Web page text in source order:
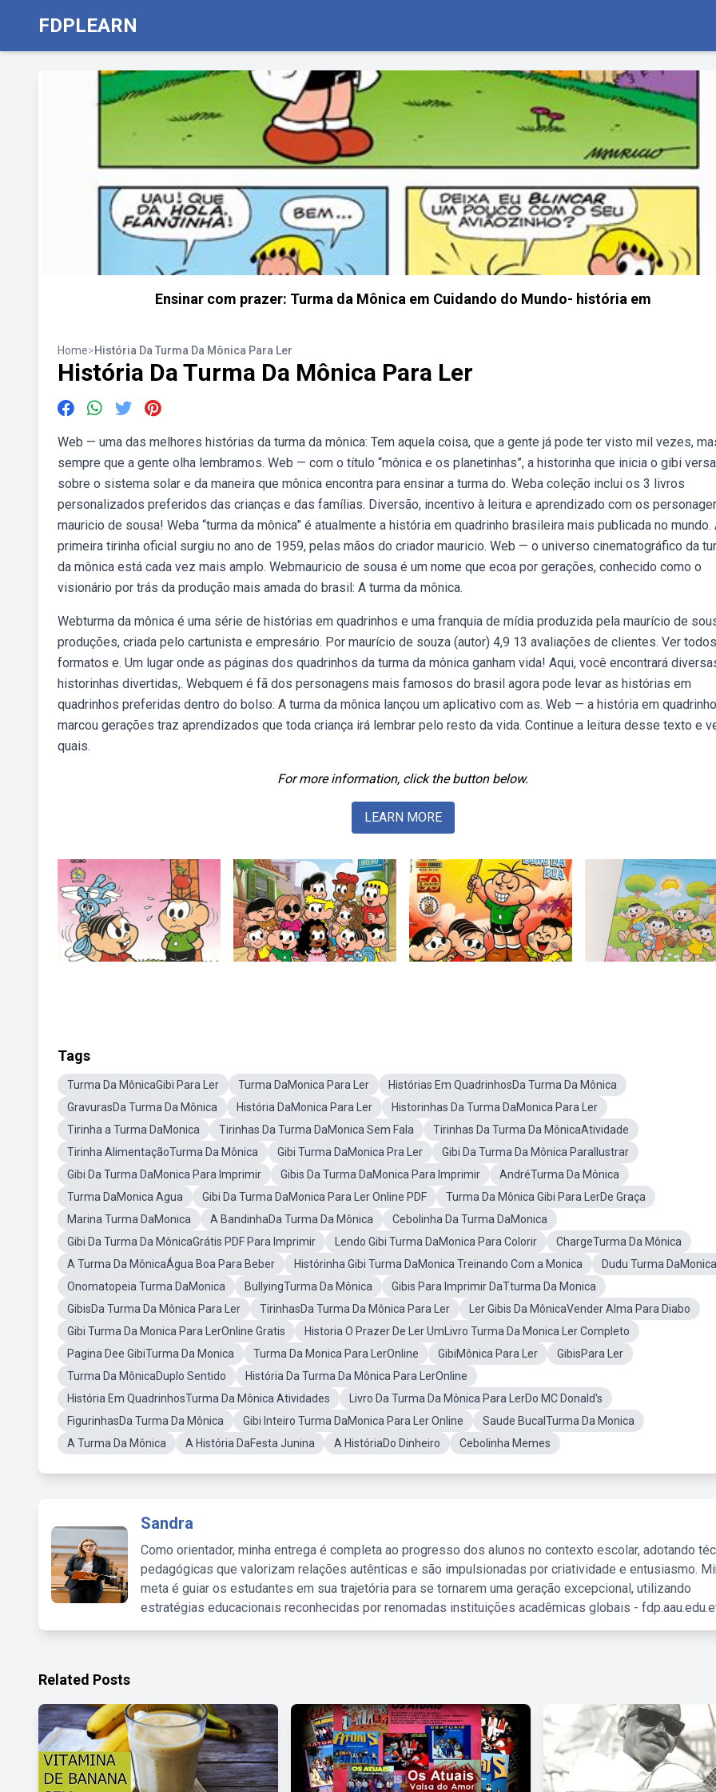
FDPLEARN
Ensinar com prazer: Turma da Mônica em Cuidando do Mundo- história em
Home>História Da Turma Da Mônica Para Ler
História Da Turma Da Mônica Para Ler
Web — uma das melhores histórias da turma da mônica: Tem aquela coisa, que a gente já pode ter visto mil vezes,
sempre que a gente olha lembramos. Web — com o título “mônica e os planetinhas”, a historinha que inicia o gibi versa
sobre o sistema solar e da maneira que mônica encontra para ensinar a turma do. Weba coleção inclui os 3 livros
personalizados preferidos das crianças e das famílias. Diversão, incentivo à leitura e aprendizado com os
mauricio de sousa! Weba “turma da mônica” é atualmente a história em quadrinho brasileira mais publicada no mundo.
primeira tirinha oficial surgiu no ano de 1959, pelas mãos do criador mauricio. Web — o universo cinematográfico da
da mônica está cada vez mais amplo. Webmauricio de sousa é um nome que ecoa por gerações, conhecido como o
visionário por trás da produção mais amada do brasil: A turma da mônica.
Webturma da mônica é uma série de histórias em quadrinhos e uma franquia de mídia produzida pela maurício de
produções, criada pelo cartunista e empresário. Por maurício de souza (autor) 4,9 13 avaliações de clientes. Ver
formatos e. Um lugar onde as páginas dos quadrinhos da turma da mônica ganham vida! Aqui, você encontrará
historinhas divertidas,. Webquem é fã dos personagens mais famosos do brasil agora pode levar as histórias em
quadrinhos preferidas dentro do bolso: A turma da mônica lançou um aplicativo com as. Web — a história em
marcou gerações traz aprendizados que toda criança irá lembrar pelo resto da vida. Continue a leitura desse texto e
quais.
For more information, click the button below.
LEARN MORE
Tags
Turma Da MônicaGibi Para Ler Turma DaMonica Para Ler
Histórias Em QuadrinhosDa Turma Da Mônica
GravurasDa Turma Da Mônica
História DaMonica Para Ler
Historinhas Da Turma DaMonica Para Ler
Tirinha a Turma DaMonica
Tirinhas Da Turma DaMonica Sem Fala
Tirinhas Da Turma Da MônicaAtividade
Tirinha AlimentaçãoTurma Da Mônica
Gibi Turma DaMonica Pra Ler
Gibi Da Turma Da Mônica ParaIlustrar
Gibi Da Turma DaMonica Para Imprimir
Gibis Da Turma DaMonica Para Imprimir
AndréTurma Da Mônica
Turma DaMonica Agua
Gibi Da Turma DaMonica Para Ler Online PDF
Turma Da Mônica Gibi Para LerDe Graça
Marina Turma DaMonica
A BandinhaDa Turma Da Mônica
Cebolinha Da Turma DaMonica
Gibi Da Turma Da MônicaGrátis PDF Para Imprimir
Lendo Gibi Turma DaMonica Para Colorir
ChargeTurma Da Mônica
A Turma Da MônicaÁgua Boa Para Beber
Histórinha Gibi Turma DaMonica Treinando Com a Monica
Dudu Turma DaMonica
Onomatopeia Turma DaMonica
BullyingTurma Da Mônica
Gibis Para Imprimir DaTturma Da Monica
GibisDa Turma Da Mônica Para Ler
TirinhasDa Turma Da Mônica Para Ler
Ler Gibis Da MônicaVender Alma Para Diabo
Gibi Turma Da Monica Para LerOnline Gratis
Historia O Prazer De Ler UmLivro Turma Da Monica Ler Completo
Pagina Dee GibiTurma Da Monica
Turma Da Monica Para LerOnline GibiMônica Para Ler
GibisPara Ler
Turma Da MônicaDuplo Sentido
História Da Turma Da Mônica Para LerOnline
História Em QuadrinhosTurma Da Mônica Atividades
Livro Da Turma Da Mônica Para LerDo MC Donald's
FigurinhasDa Turma Da Mônica
Gibi Inteiro Turma DaMonica Para Ler Online
Saude BucalTurma Da Monica
A Turma Da Mônica
A História DaFesta Junina A HistóriaDo Dinheiro Cebolinha Memes
Sandra
Como orientador, minha entrega é completa ao progresso dos alunos no contexto escolar, adotando
pedagógicas que valorizam relações autênticas e são impulsionadas por criatividade e entusiasmo.
meta é guiar os estudantes em sua trajetória para se tornarem uma geração excepcional, utilizando
estratégias educacionais reconhecidas por renomadas instituições acadêmicas globais -
Related Posts